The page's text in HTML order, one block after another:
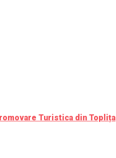
Turistica din Toplița